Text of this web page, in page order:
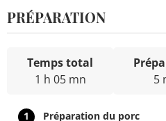
PRÉPARATION
Temps total
1 h 05 mn
5
1
Préparation du porc